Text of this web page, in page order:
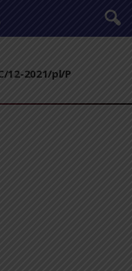
12-2021/pl/P